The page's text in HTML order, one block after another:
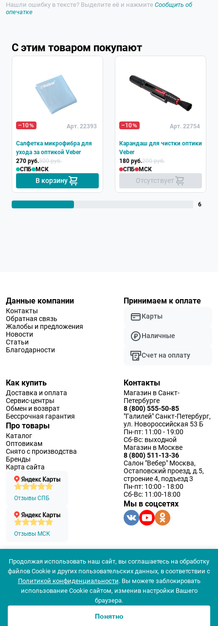
Нашли ошибку в тексте? Выделите её и нажмите Сообщить об
опечатке
С этим товаром покупают
–10 Арт. 22393
Салфетка микрофибра для
ухода за оптикой Veber
270 руб.300 руб.
СПБ
МСК
В корзину
–10
Арт. 22754
Карандаш для чистки оптики
Veber
180 руб.200 руб.
СПБ
МСК
Отсутствует
6
Данные компании
Контакты
Обратная связь
Жалобы и предложения
Новости
Статьи
Благодарности
Принимаем к оплате
Карты
Наличные
Счет на оплату
Как купить
Доставка и оплата
Сервис-центры
Обмен и возврат
Бессрочная гарантия
Про товары
Каталог
Оптовикам
Снято с производства
Бренды
Карта сайта
Отзывы СПБ
Отзывы МСК
Контакты
Магазин в Санкт-
Петербурге
8 (800) 555-50-85
"Галилей" Санкт-Петербург,
ул. Новороссийская 53 Б
Пн-пт: 11:00 - 19:00
Сб-Вс: выходной
Магазин в Москве
8 (800) 511-13-36
Салон "Вебер" Москва,
Остаповский проезд, д.5,
строение 4, подъезд 3
Пн-пт: 10:00 - 18:00
Сб-Вс: 11:00-18:00
Мы в соцсетях
© 1994 — 2026 ООО «Наблюдательные приборы»
Политика конфеденциальности
Согласие на обработку персональных данных
Согласие использования
Продолжая использовать наш сайт, вы соглашаетесь на обработку
файлов Cookie и других пользовательских данных, в соответствии с
Политикой конфиденциальности. Вы можете заблокировать
использование Cookie сайтом, изменив настройки Вашего
браузера.
Понятно